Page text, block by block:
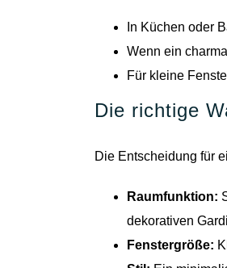
In Küchen oder
Wenn ein
Für kleine
Die richtige
Die Entscheidung für
Raumfunktion:
dekorativen
Fenstergröße: